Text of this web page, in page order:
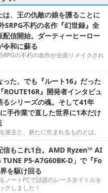
、王の仇敵の娘を護ることに
不朽の名作『幻世録』全
信開始。ダーティーヒーロー
令和に蘇る
の不朽の名作が全面リメイクされ
た、でも『ルート16』だった
』開発者インタビュ
るシリーズの魂。そして41年
手作業で直した世界に1本だけ
過去と、新たに生まれるものとは。
信もこれ1台。AMD Ryzen™ AI
TUNE P5-A7G60BK-D」で『Fo
を駆け回る
ノートPCで話題のレースタイトルを
クしました！